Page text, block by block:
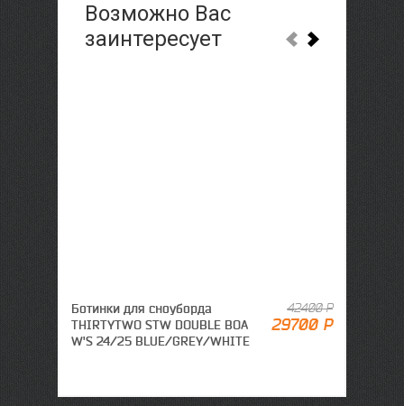
Возможно Вас
заинтересует
42400 Р
29700 Р
Ботинки для сноуборда
THIRTYTWO STW DOUBLE BOA
W'S 24/25 BLUE/GREY/WHITE